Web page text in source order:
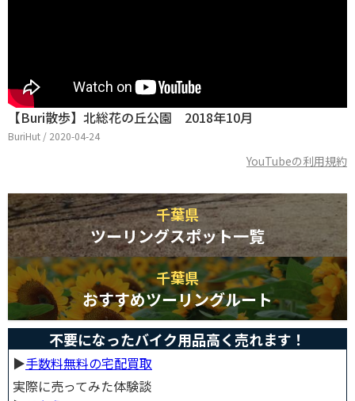
【Buri散歩】北総花の丘公園 2018年10月
BuriHut / 2020-04-24
YouTubeの利用規約
千葉県
ツーリングスポット一覧
千葉県
おすすめツーリングルート
不要になったバイク用品高く売れます！
▶︎手数料無料の宅配買取
実際に売ってみた体験談